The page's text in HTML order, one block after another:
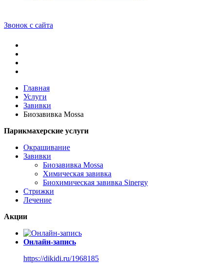
Звонок с сайта
Главная
Услуги
Завивки
Биозавивка Mossa
Парикмахерские услуги
Окрашивание
Завивки
Биозавивка Mossa
Химическая завивка
Биохимическая завивка Sinergy
Стрижки
Лечение
Акции
Онлайн-запись
https://dikidi.ru/1968185